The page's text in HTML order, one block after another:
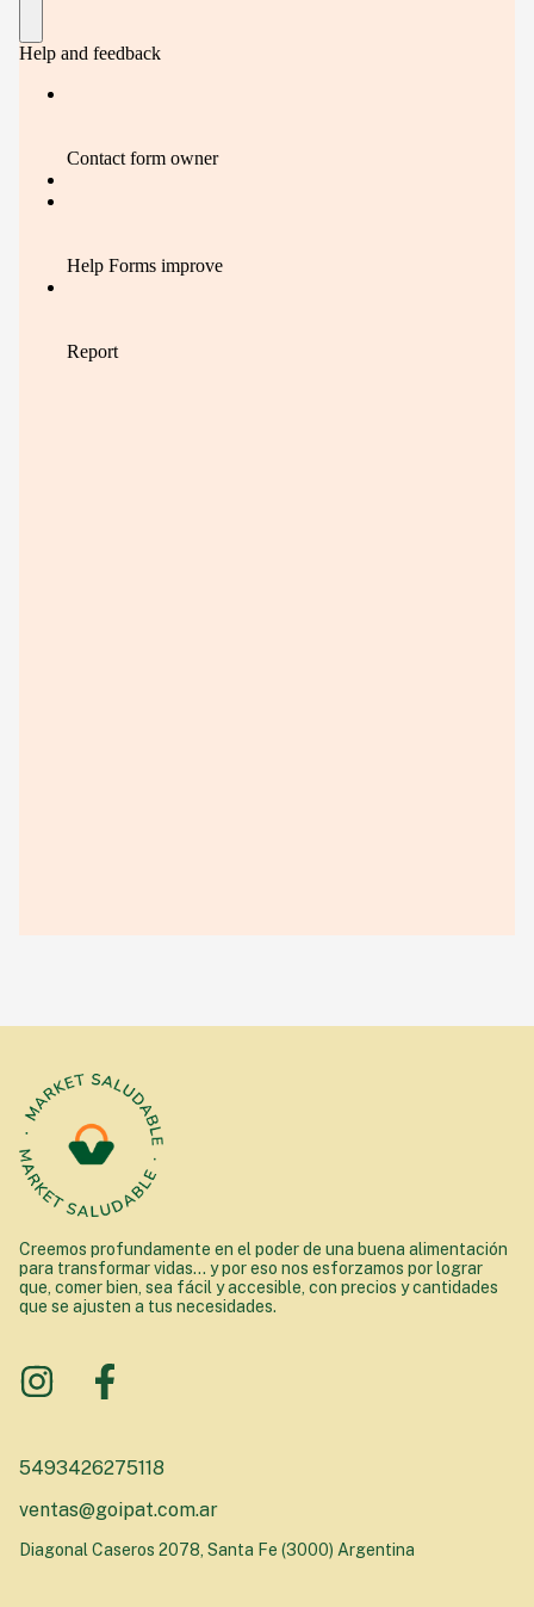
Creemos profundamente en el poder de una buena alimentación
para transformar vidas... y por eso nos esforzamos por lograr
que, comer bien, sea fácil y accesible, con precios y cantidades
que se ajusten a tus necesidades.
5493426275118
ventas@goipat.com.ar
Diagonal Caseros 2078, Santa Fe (3000) Argentina